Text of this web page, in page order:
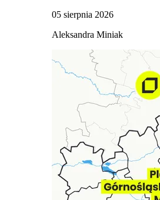
05 sierpnia 2026
Aleksandra Miniak